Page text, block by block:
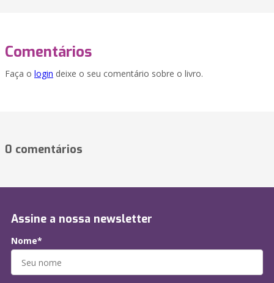
Comentários
Faça o login deixe o seu comentário sobre o livro.
0 comentários
Assine a nossa newsletter
Nome*